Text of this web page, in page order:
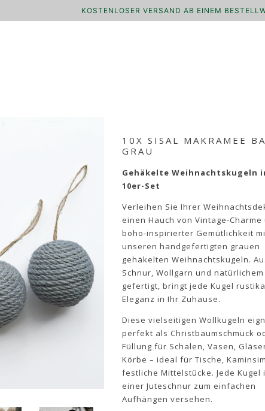
KOSTENLOSER VERSAND AB EINEM
10X SISAL MAKRAMEE
GRAU
Gehäkelte Weihnachtskugeln
10er-Set
Verleihen Sie Ihrer
einen Hauch von Vintage-Charme
boho-inspirierter Gemütlichkeit
unseren handgefertigten grauen
gehäkelten Weihnachtskugeln.
Schnur, Wollgarn und
gefertigt, bringt jede Kugel
Eleganz in Ihr Zuhause.
Diese vielseitigen Wollkugeln
perfekt als Christbaumschmuck
Füllung für Schalen, Vasen,
Körbe – ideal für Tische,
festliche Mittelstücke. Jede Kugel
einer Juteschnur zum einfachen
Aufhängen versehen.